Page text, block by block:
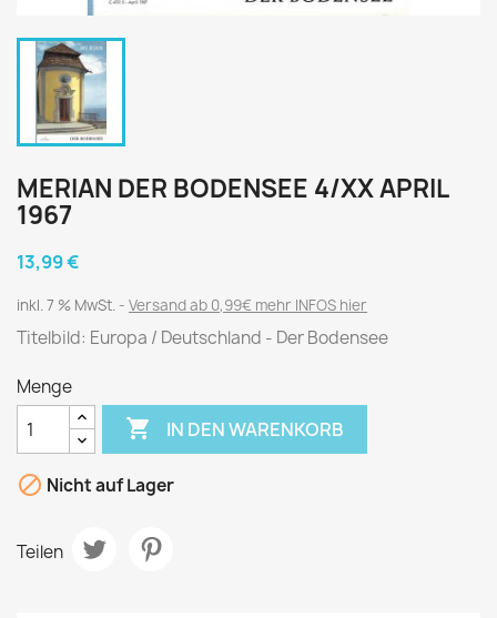
MERIAN DER BODENSEE 4/XX APRIL
1967
13,99 €
inkl. 7 % MwSt. Versand ab 0,99€ mehr INFOS hier
Titelbild: Europa / Deutschland - Der Bodensee
Menge
 IN DEN WARENKORB
 Nicht auf Lager
Teilen